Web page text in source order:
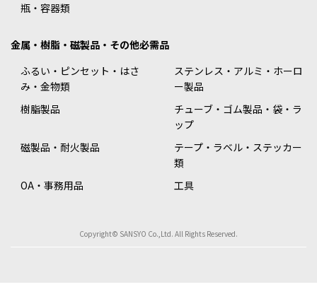
瓶・容器類
金属・樹脂・磁製品・その他必需品
ふるい・ピンセット・はさ
み・金物類
ステンレス・アルミ・ホーロ
ー製品
樹脂製品
チューブ・ゴム製品・袋・ラ
ップ
磁製品・耐火製品
テープ・ラベル・ステッカー
類
OA・事務用品
工具
Copyright© SANSYO Co.,Ltd. All Rights Reserved.